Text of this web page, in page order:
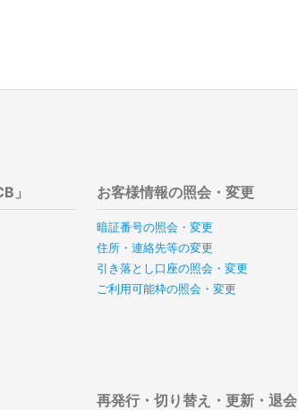
」 お客様情報の照会・変更
暗証番号の照会・変更
住所・連絡先等の変更
引き落とし口座の照会・変更
ご利用可能枠の照会・変更
再発行・切り替え・更新・退会